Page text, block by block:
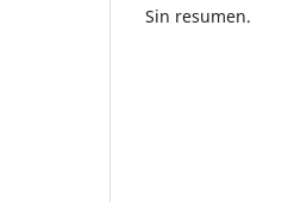
Sin resumen.